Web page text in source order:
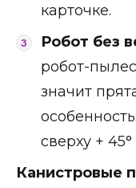
карточке.
Робот без
робот-
значит
сверху +
Канистровые